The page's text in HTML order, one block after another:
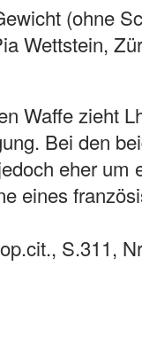
(ohne
Wettstein,
Waffe zieht
Bei den
eher um
eines
S.311,